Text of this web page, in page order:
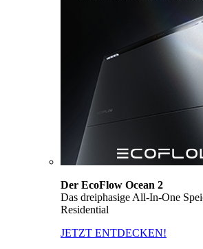
Der EcoFlow Ocean 2
Das dreiphasige All-In-One
Residential
JETZT ENTDECKEN!